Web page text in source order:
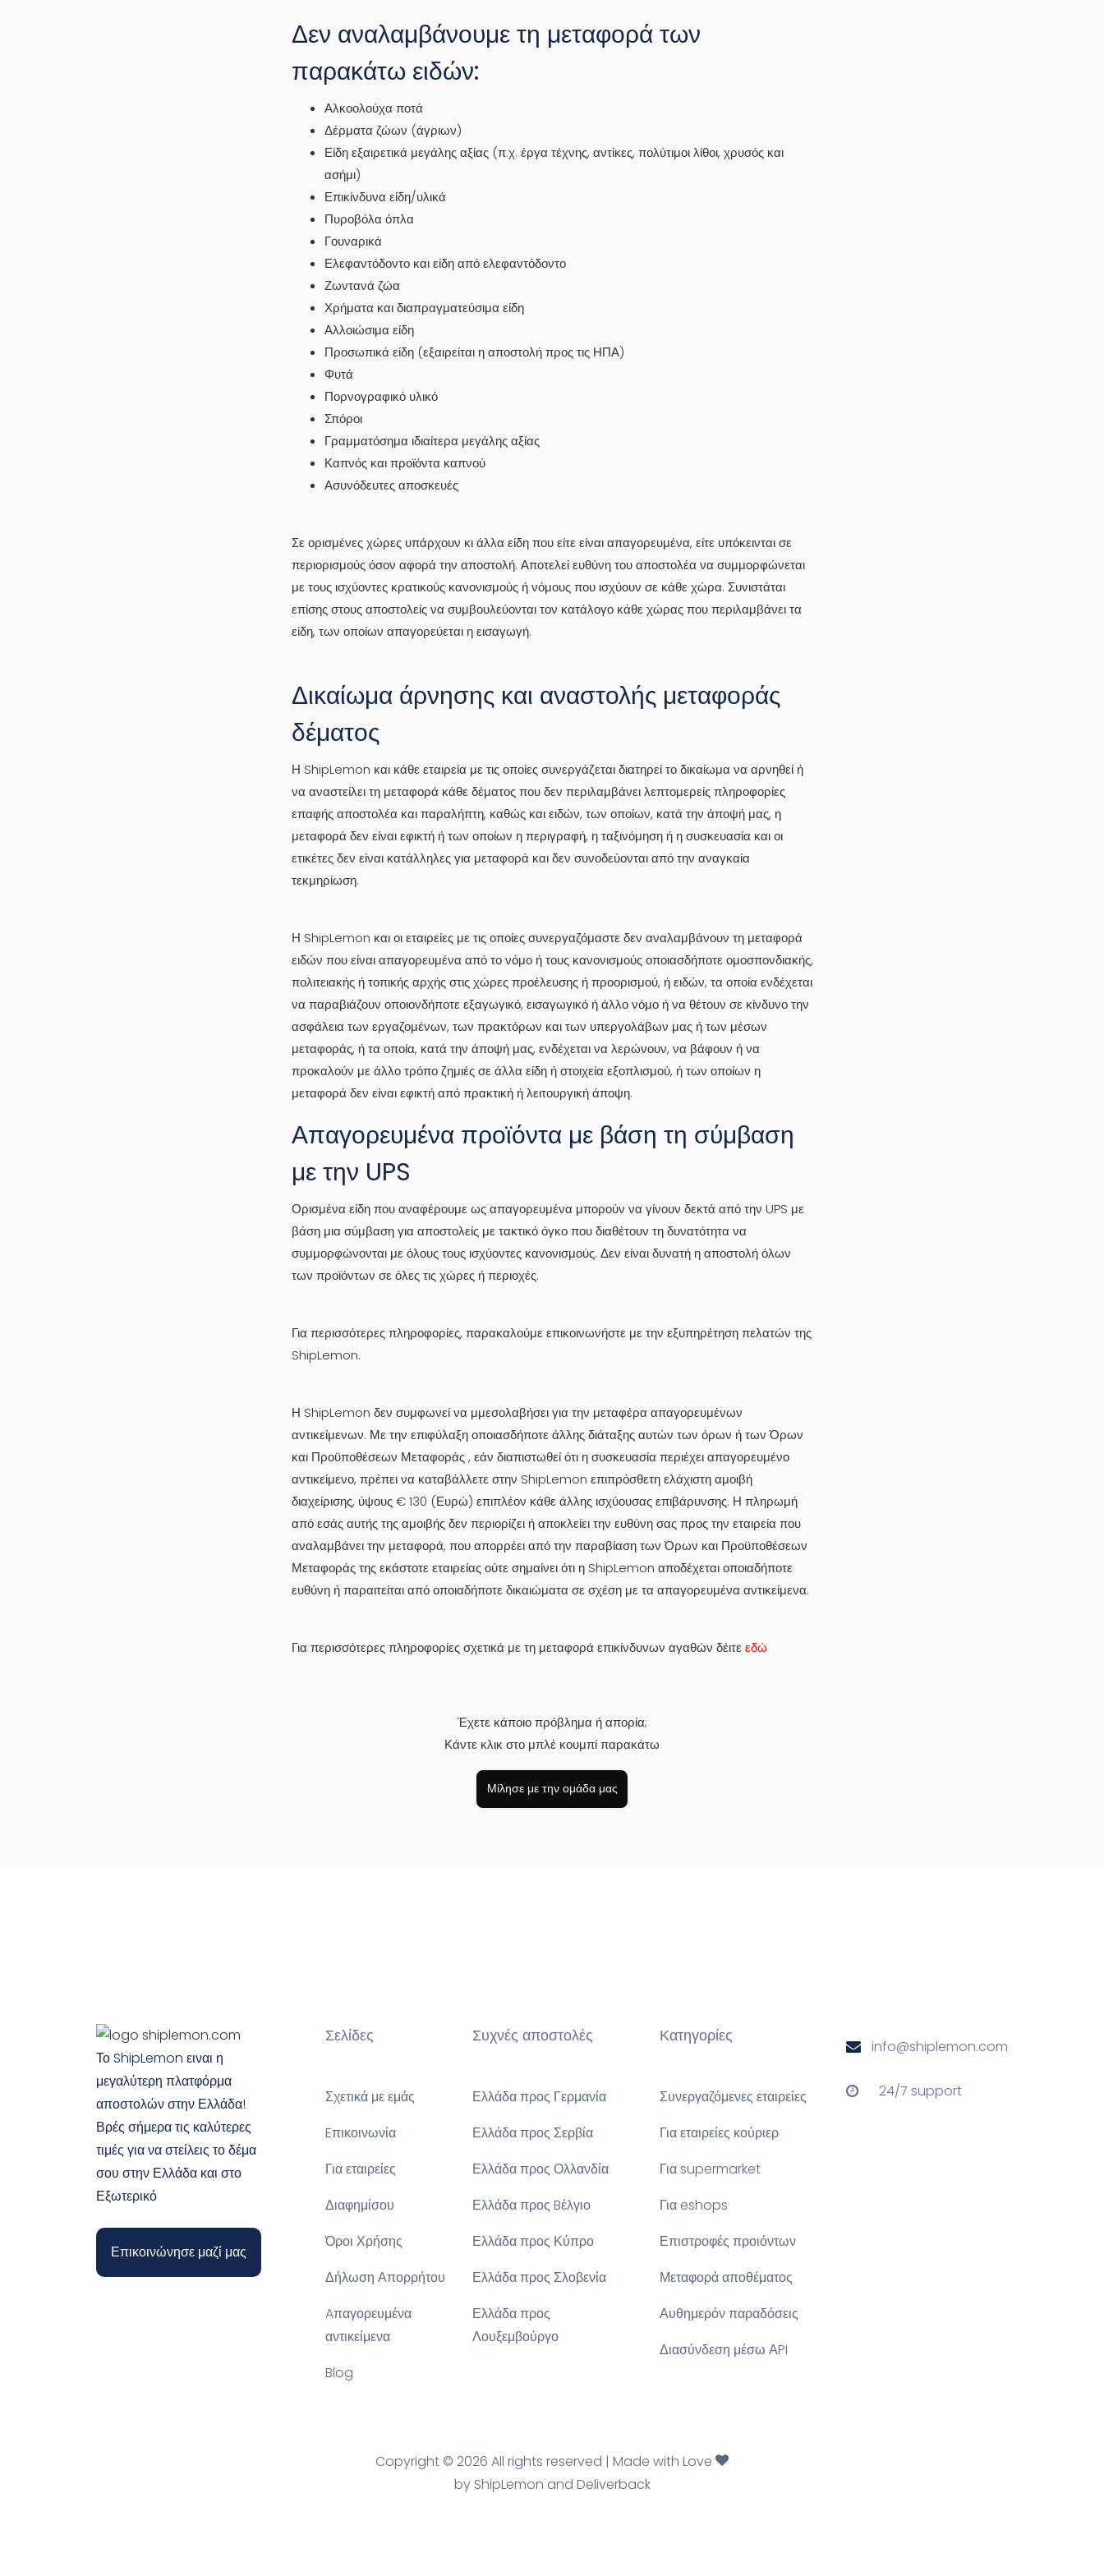
Δεν αναλαμβάνουμε τη μεταφορά των
παρακάτω ειδών:
Αλκοολούχα ποτά
Δέρματα ζώων (άγριων)
Είδη εξαιρετικά μεγάλης αξίας (π.χ. έργα τέχνης, αντίκες, πολύτιμοι λίθοι, χρυσός και
ασήμι)
Επικίνδυνα είδη/υλικά
Πυροβόλα όπλα
Γουναρικά
Ελεφαντόδοντο και είδη από ελεφαντόδοντο
Ζωντανά ζώα
Χρήματα και διαπραγματεύσιμα είδη
Αλλοιώσιμα είδη
Προσωπικά είδη (εξαιρείται η αποστολή προς τις ΗΠΑ)
Φυτά
Πορνογραφικό υλικό
Σπόροι
Γραμματόσημα ιδιαίτερα μεγάλης αξίας
Καπνός και προϊόντα καπνού
Ασυνόδευτες αποσκευές
Σε ορισμένες χώρες υπάρχουν κι άλλα είδη που είτε είναι απαγορευμένα, είτε υπόκεινται σε
περιορισμούς όσον αφορά την αποστολή. Αποτελεί ευθύνη του αποστολέα να συμμορφώνεται
με τους ισχύοντες κρατικούς κανονισμούς ή νόμους που ισχύουν σε κάθε χώρα. Συνιστάται
επίσης στους αποστολείς να συμβουλεύονται τον κατάλογο κάθε χώρας που περιλαμβάνει τα
είδη, των οποίων απαγορεύεται η εισαγωγή.
Δικαίωμα άρνησης και αναστολής μεταφοράς
δέματος
Η ShipLemon και κάθε εταιρεία με τις οποίες συνεργάζεται διατηρεί το δικαίωμα να αρνηθεί ή
να αναστείλει τη μεταφορά κάθε δέματος που δεν περιλαμβάνει λεπτομερείς πληροφορίες
επαφής αποστολέα και παραλήπτη, καθώς και ειδών, των οποίων, κατά την άποψή μας, η
μεταφορά δεν είναι εφικτή ή των οποίων η περιγραφή, η ταξινόμηση ή η συσκευασία και οι
ετικέτες δεν είναι κατάλληλες για μεταφορά και δεν συνοδεύονται από την αναγκαία
τεκμηρίωση.
Η ShipLemon και οι εταιρείες με τις οποίες συνεργαζόμαστε δεν αναλαμβάνουν τη μεταφορά
ειδών που είναι απαγορευμένα από το νόμο ή τους κανονισμούς οποιασδήποτε ομοσπονδιακής,
πολιτειακής ή τοπικής αρχής στις χώρες προέλευσης ή προορισμού, ή ειδών, τα οποία ενδέχεται
να παραβιάζουν οποιονδήποτε εξαγωγικό, εισαγωγικό ή άλλο νόμο ή να θέτουν σε κίνδυνο την
ασφάλεια των εργαζομένων, των πρακτόρων και των υπεργολάβων μας ή των μέσων
μεταφοράς, ή τα οποία, κατά την άποψή μας, ενδέχεται να λερώνουν, να βάφουν ή να
προκαλούν με άλλο τρόπο ζημιές σε άλλα είδη ή στοιχεία εξοπλισμού, ή των οποίων η
μεταφορά δεν είναι εφικτή από πρακτική ή λειτουργική άποψη.
Απαγορευμένα προϊόντα με βάση τη σύμβαση
με την UPS
Ορισμένα είδη που αναφέρουμε ως απαγορευμένα μπορούν να γίνουν δεκτά από την UPS με
βάση μια σύμβαση για αποστολείς με τακτικό όγκο που διαθέτουν τη δυνατότητα να
συμμορφώνονται με όλους τους ισχύοντες κανονισμούς. Δεν είναι δυνατή η αποστολή όλων
των προϊόντων σε όλες τις χώρες ή περιοχές.
Για περισσότερες πληροφορίες, παρακαλούμε επικοινωνήστε με την εξυπηρέτηση πελατών της
ShipLemon.
Η ShipLemon δεν συμφωνεί να μμεσολαβήσει για την μεταφέρα απαγορευμένων
αντικείμενων. Με την επιφύλαξη οποιασδήποτε άλλης διάταξης αυτών των όρων ή των Όρων
και Προϋποθέσεων Μεταφοράς , εάν διαπιστωθεί ότι η συσκευασία περιέχει απαγορευμένο
αντικείμενο, πρέπει να καταβάλλετε στην ShipLemon επιπρόσθετη ελάχιστη αμοιβή
διαχείρισης, ύψους € 130 (Ευρώ) επιπλέον κάθε άλλης ισχύουσας επιβάρυνσης. Η πληρωμή
από εσάς αυτής της αμοιβής δεν περιορίζει ή αποκλείει την ευθύνη σας προς την εταιρεία που
αναλαμβάνει την μεταφορά, που απορρέει από την παραβίαση των Όρων και Προϋποθέσεων
Μεταφοράς της εκάστοτε εταιρείας ούτε σημαίνει ότι η ShipLemon αποδέχεται οποιαδήποτε
ευθύνη ή παραιτείται από οποιαδήποτε δικαιώματα σε σχέση με τα απαγορευμένα αντικείμενα.
Για περισσότερες πληροφορίες σχετικά με τη μεταφορά επικίνδυνων αγαθών δέιτεεδώ
Έχετε κάποιο πρόβλημα ή απορία;
Κάντε κλικ στο μπλέ κουμπί παρακάτω
Μίλησε με την ομάδα μας
Το ShipLemon ειναι η
μεγαλύτερη πλατφόρμα
αποστολών στην Ελλάδα!
Βρές σήμερα τις καλύτερες
τιμές για να στείλεις το δέμα
σου στην Ελλάδα και στο
Εξωτερικό
Επικοινώνησε μαζί μας
Σελίδες
Σχετικά με εμάς
Eπικοινωνία
Για εταιρείες
Διαφημίσου
Όροι Χρήσης
Δήλωση Απορρήτου
Aπαγορευμένα
αντικείμενα
Blog
Συχνές αποστολές
Ελλάδα προς Γερμανία
Ελλάδα προς Σερβία
Ελλάδα προς Ολλανδία
Ελλάδα προς Bέλγιο
Ελλάδα προς Κύπρο
Ελλάδα προς Σλοβενία
Ελλάδα προς
Λουξεμβούργο
Κατηγορίες
Συνεργαζόμενες εταιρείες
Για εταιρείες κούριερ
Για supermarket
Για eshops
Επιστροφές προιόντων
Μεταφορά αποθέματος
Αυθημερόν παραδόσεις
Διασύνδεση μέσω ΑPI
info@shiplemon.com
24/7 support
Copyright © 2026 All rights reserved | Made with Love
by ShipLemon and Deliverback